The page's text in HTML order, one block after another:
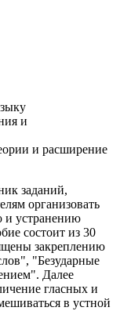
и
и расширение
заданий,
организовать
и устранению
состоит из 30
закреплению
"Безударные
Далее
гласных и
в устной